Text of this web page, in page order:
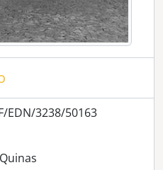
Auto
Club
dos Canaviais
não identificados
e Café Diana
Fomento Eborense
camionetas
EDN/3238/50163